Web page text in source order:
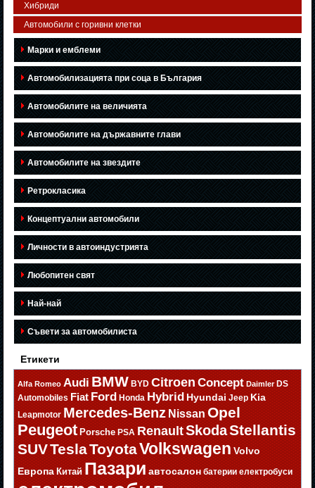
Хибриди
Автомобили с горивни клетки
Марки и емблеми
Автомобилизацията при соца в България
Автомобилите на величията
Автомобилите на държавните глави
Автомобилите на звездите
Ретрокласика
Концептуални автомобили
Личности в автоиндустрията
Любопитен свят
Най-най
Съвети за автомобилиста
Етикети
Alfa Romeo Audi BMW BYD Citroen Concept Daimler DS
Automobiles Fiat Ford Honda Hybrid Hyundai Jeep Kia
Leapmotor Mercedes-Benz Nissan Opel
Peugeot Porsche PSA RenaultSkodaStellantis
SUVTeslaToyotaVolkswagen Volvo
Европа Китай Пазари автосалон батерии електробуси